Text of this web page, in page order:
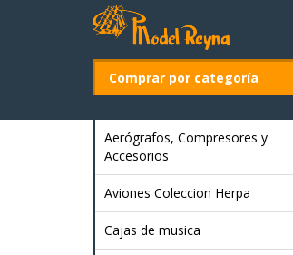
Comprar por categoría
Aerógrafos, Compresores y
Accesorios
Aviones Coleccion Herpa
Cajas de musica